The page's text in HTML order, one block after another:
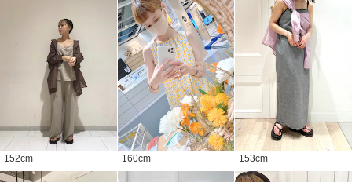
152cm 160cm 153cm